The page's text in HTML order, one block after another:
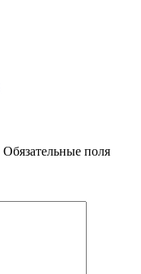
Обязательные поля